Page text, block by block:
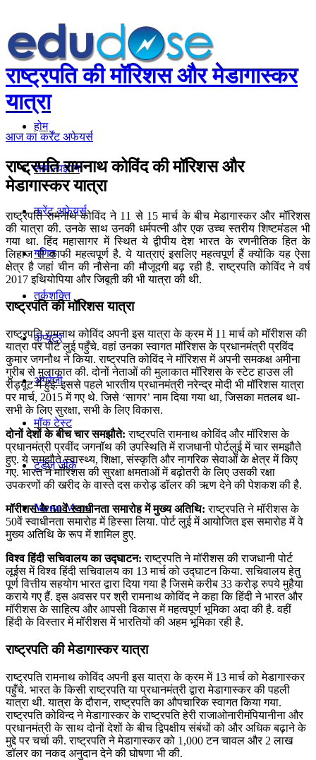
होम
सामान्यज्ञान
करेंट अफेयर्स
गणित
तर्कशक्ति
कंप्यूटर
अंग्रेजी
मॉक टेस्ट
टुडेज जीके
Menu Menu
राष्ट्रपति की मॉरिशस और मेडागास्कर
यात्रा
आज का कर्रेंट अफेयर्स
राष्ट्रपति रामनाथ कोविंद की मॉरिशस और
मेडागास्कर यात्रा
राष्ट्रपति रामनाथ कोविंद ने 11 से 15 मार्च के बीच मेडागास्कर और मॉरिशस
की यात्रा की. उनके साथ उनकी धर्मपत्नी और एक उच्च स्तरीय शिष्टमंडल भी
गया था. हिंद महासागर में स्थित ये द्वीपीय देश भारत के रणनीतिक हित के
लिहाज से काफी महत्वपूर्ण है. ये यात्राएं इसलिए महत्वपूर्ण हैं क्योंकि यह ऐसा
क्षेत्र है जहां चीन की नौसेना की मौजूदगी बढ़ रही है. राष्ट्रपति कोविंद ने वर्ष
2017 इथियोपिया और जिबूती की भी यात्रा की थी.
राष्ट्रपति की मॉरिशस यात्रा
राष्ट्रपति रामनाथ कोविंद अपनी इस यात्रा के क्रम में 11 मार्च को मॉरीशस की
यात्रा पर पोर्ट लुई पहुँचे. वहां उनका स्वागत मॉरिशस के प्रधानमंत्री प्रविंद
कुमार जगनौथ ने किया. राष्ट्रपति कोविंद ने मॉरिशस में अपनी समकक्ष अमीना
गुरीब से मुलाकात की. दोनों नेताओं की मुलाकात मॉरिशस के स्टेट हाउस ली
रीड्यूट में हुई. इससे पहले भारतीय प्रधानमंत्री नरेन्द्र मोदी भी मॉरिशस यात्रा
पर मार्च, 2015 में गए थे. जिसे ‘सागर’ नाम दिया गया था, जिसका मतलब था-
सभी के लिए सुरक्षा, सभी के लिए विकास.
दोनों देशों के बीच चार समझौते: राष्‍ट्रपति रामनाथ कोविंद और मॉरिशस के
प्रधानमंत्री प्रवींद जगनॉथ की उपस्थिति में राजधानी पोर्टलुई में चार समझौते
हुए. ये समझौते स्वास्थ्य, शिक्षा, संस्कृति और नागरिक सेवाओं के क्षेत्र में किए
गए. भारत ने मॉरिशस की सुरक्षा क्षमताओं में बढ़ोतरी के लिए उसकी रक्षा
उपकरणों की खरीद के वास्ते दस करोड़ डॉलर की ऋण देने की पेशकश की है.
मॉरीशस के 50वें स्वाधीनता समारोह में मुख्य अतिथि: राष्ट्रपति ने मॉरीशस के
50वें स्वाधीनता समारोह में हिस्सा लिया. पोर्ट लुई में आयोजित इस समारोह में वे
मुख्य अतिथि के रूप में शामिल हुए.
विश्व हिंदी सचिवालय का उद्घाटन: राष्ट्रपति ने मॉरीशस की राजधानी पोर्ट
लूईस में विश्व हिंदी सचिवालय का 13 मार्च को उद्घाटन किया. सचिवालय हेतु
पूर्ण वित्तीय सहयोग भारत द्वारा दिया गया है जिसमे करीब 33 करोड़ रुपये मुहैया
कराये गए हैं. इस अवसर पर श्री रामनाथ कोविंद ने कहा कि हिंदी ने भारत और
मॉरीशस के साहित्य और आपसी विकास में महत्वपूर्ण भूमिका अदा की है. वहीं
हिंदी के विस्तार में मॉरीशस में भारतियों की अहम भूमिका रही है.
राष्ट्रपति की मेडागास्कर यात्रा
राष्ट्रपति रामनाथ कोविंद अपनी इस यात्रा के क्रम में 13 मार्च को मेडागास्कर
पहुँचे. भारत के किसी राष्ट्रपति या प्रधानमंत्री द्वारा मेडागास्कर की पहली
यात्रा थी. यात्रा के दौरान, राष्ट्रपति का औपचारिक स्वागत किया गया.
राष्ट्रपति कोविन्द ने मेडागास्कर के राष्ट्रपति हेरी राजाओनारीमंपियानीना और
प्रधानमंत्री के साथ दोनों देशों के बीच द्विपक्षीय संबंधों को और अधिक बढ़ाने के
मुद्दे पर चर्चा की. राष्ट्रपति ने मेडागास्कर को 1,000 टन चावल और 2 लाख
डॉलर का नकद अनुदान देने की घोषणा भी की.